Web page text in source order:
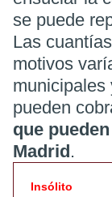
se puede
Las
motivos
municipales
pueden
que
Madrid.
Insólito